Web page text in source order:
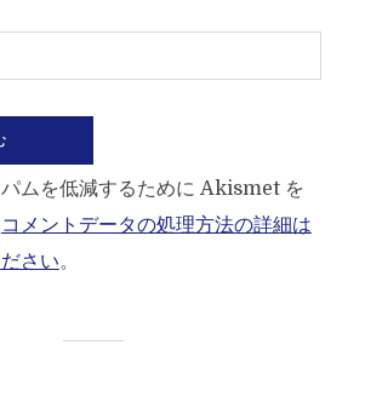
ムを低減するために Akismet を
コメントデータの処理方法の詳細は
さい。